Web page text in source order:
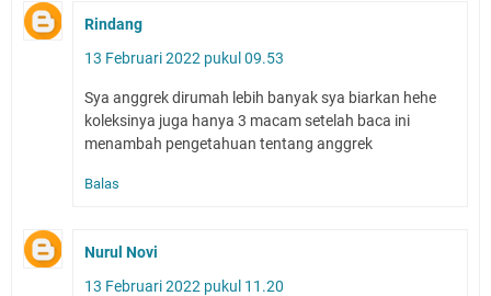
Rindang
13 Februari 2022 pukul 09.53
Sya anggrek dirumah lebih banyak sya biarkan hehe
koleksinya juga hanya 3 macam setelah baca ini
menambah pengetahuan tentang anggrek
Balas
Nurul Novi
13 Februari 2022 pukul 11.20